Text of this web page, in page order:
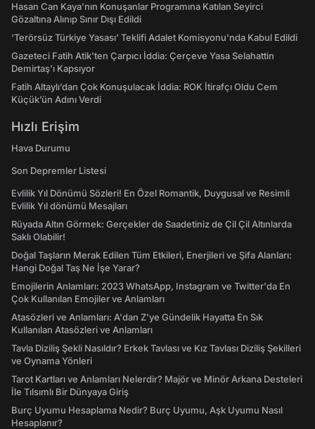
Hasan Can Kaya’nın Konuşanlar Programına Katılan Seyirci
Gözaltına Alınıp Sınır Dışı Edildi
‘Terörsüz Türkiye Yasası’ Teklifi Adalet Komisyonu'nda Kabul Edildi
Gazeteci Fatih Atik'ten Çarpıcı İddia: Çerçeve Yasa Selahattin
Demirtaş'ı Kapsıyor
Fatih Altaylı’dan Çok Konuşulacak İddia: ROK İtirafçı Oldu Cem
Küçük’ün Adını Verdi
Hızlı Erişim
Hava Durumu
Son Depremler Listesi
Evlilik Yıl Dönümü Sözleri! En Özel Romantik, Duygusal ve Resimli
Evlilik Yıl dönümü Mesajları
Rüyada Altın Görmek: Gerçekler de Saadetiniz de Çil Çil Altınlarda
Saklı Olabilir!
Doğal Taşların Merak Edilen Tüm Etkileri, Enerjileri ve Şifa Alanları:
Hangi Doğal Taş Ne İşe Yarar?
Emojilerin Anlamları: 2023 WhatsApp, Instagram ve Twitter'da En
Çok Kullanılan Emojiler ve Anlamları
Atasözleri ve Anlamları: A'dan Z'ye Gündelik Hayatta En Sık
Kullanılan Atasözleri ve Anlamları
Tavla Diziliş Şekli Nasıldır? Erkek Tavlası ve Kız Tavlası Diziliş Şekilleri
ve Oynama Yönleri
Tarot Kartları ve Anlamları Nelerdir? Majör ve Minör Arkana Desteleri
İle Tılsımlı Bir Dünyaya Giriş
Burç Uyumu Hesaplama Nedir? Burç Uyumu, Aşk Uyumu Nasıl
Hesaplanır?